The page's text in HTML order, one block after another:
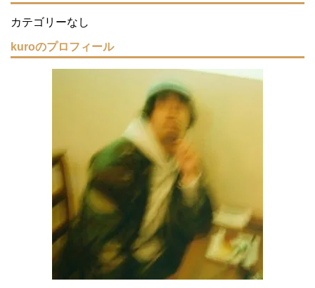
カテゴリーなし
kuroのプロフィール